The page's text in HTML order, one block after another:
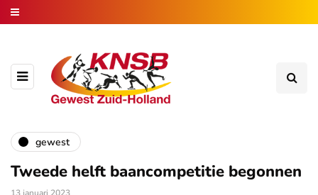
gewest
Tweede helft baancompetitie begonnen